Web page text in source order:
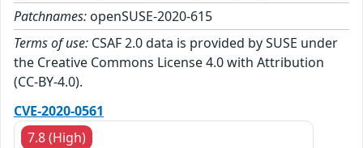
Patchnames: openSUSE-2020-615
Terms of use: CSAF 2.0 data is provided by SUSE under
the Creative Commons License 4.0 with Attribution
(CC-BY-4.0).
CVE-2020-0561
7.8 (High)